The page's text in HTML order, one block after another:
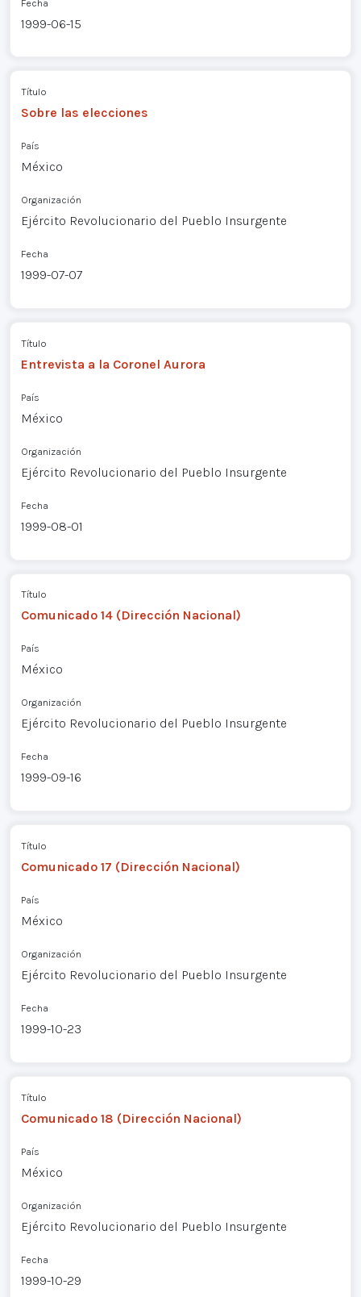
Fecha
1999-06-15
Título
Sobre las elecciones
País
México
Organización
Ejército Revolucionario del Pueblo Insurgente
Fecha
1999-07-07
Título
Entrevista a la Coronel Aurora
País
México
Organización
Ejército Revolucionario del Pueblo Insurgente
Fecha
1999-08-01
Título
Comunicado 14 (Dirección Nacional)
País
México
Organización
Ejército Revolucionario del Pueblo Insurgente
Fecha
1999-09-16
Título
Comunicado 17 (Dirección Nacional)
País
México
Organización
Ejército Revolucionario del Pueblo Insurgente
Fecha
1999-10-23
Título
Comunicado 18 (Dirección Nacional)
País
México
Organización
Ejército Revolucionario del Pueblo Insurgente
Fecha
1999-10-29